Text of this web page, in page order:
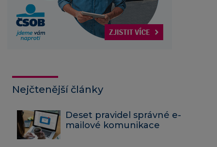
Nejčtenější články
Deset pravidel správné e-
mailové komunikace